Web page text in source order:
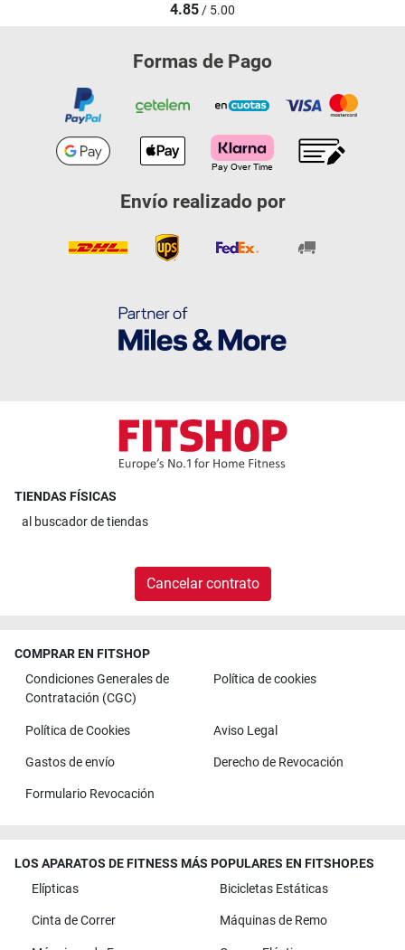
4.85/ 5.00
Formas de Pago
Envío realizado por
TIENDAS FÍSICAS
al buscador de tiendas
Cancelar contrato
COMPRAR EN FITSHOP
Condiciones Generales de
Contratación (CGC)
Política de cookies
Política de Cookies Aviso Legal
Gastos de envío Derecho de Revocación
Formulario Revocación
LOS APARATOS DE FITNESS MÁS POPULARES EN FITSHOP.ES
Elípticas
Bicicletas Estáticas
Cinta de Correr Máquinas de Remo